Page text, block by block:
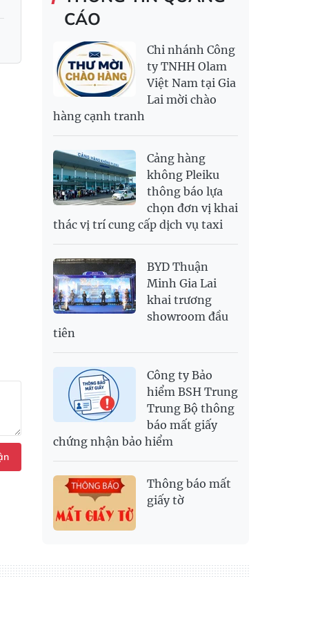
MYR
NOK
RUB
300.88
333.06
SAR
6,949.25
7,248.34
2,700.94
2,815.47
SGD
USD
26,020 26,050 26,430
TRANG SỨC VÀNG
RỒNG THĂNG
PNJ 138,500,000142,000,000
CÁO
Chi nhánh Công
ty TNHH Olam
Việt Nam tại Gia
Lai mời chào
hàng cạnh tranh
Cảng hàng
không Pleiku
thông báo lựa
chọn đơn vị khai
thác vị trí cung cấp dịch vụ taxi
BYD Thuận
Minh Gia Lai
khai trương
showroom đầu
tiên
Công ty Bảo
hiểm BSH Trung
Trung Bộ thông
báo mất giấy
chứng nhận bảo hiểm
Thông báo mất
giấy tờ